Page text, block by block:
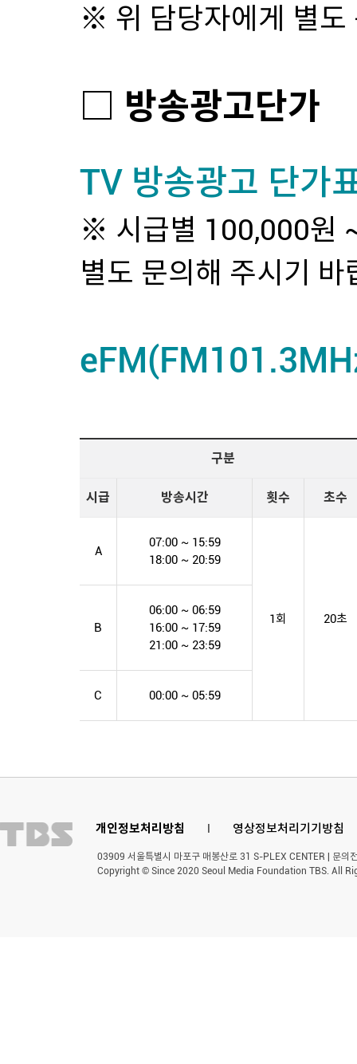
※ 위 담당자에게 별도
□ 방송광고단가
TV 방송광고 단가
※ 시급별 100,000원
별도 문의해 주시기 바
구분
시급 방송시간 횟수 초수
A
07:00 ~ 15:59
18:00 ~ 20:59
1회 20초
B
06:00 ~ 06:59
16:00 ~ 17:59
21:00 ~ 23:59
C 00:00 ~ 05:59
개인정보처리방침 l 영상정보처리기기방침
03909 서울특별시 마포구 매봉산로 31 S-PLEX CENTER | 문
Copyright © Since 2020 Seoul Media Foundation TBS. All